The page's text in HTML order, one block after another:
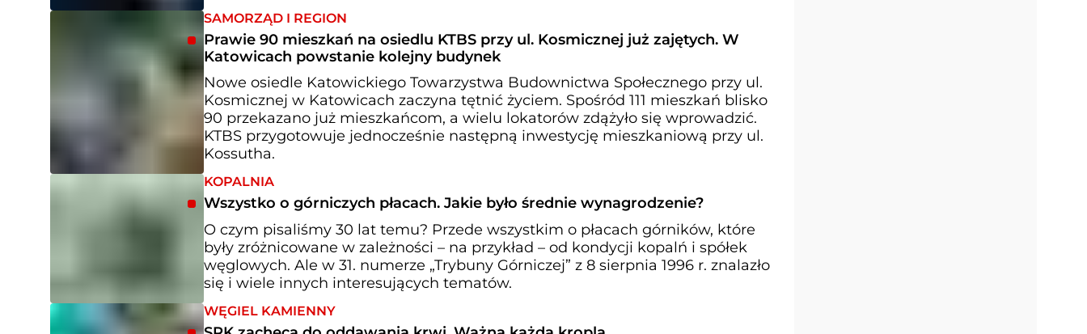
SAMORZĄD I REGION
Prawie 90 mieszkań na osiedlu KTBS przy ul. Kosmicznej już zajętych. W
Katowicach powstanie kolejny budynek
Nowe osiedle Katowickiego Towarzystwa Budownictwa Społecznego przy ul.
Kosmicznej w Katowicach zaczyna tętnić życiem. Spośród 111 mieszkań blisko
90 przekazano już mieszkańcom, a wielu lokatorów zdążyło się wprowadzić.
KTBS przygotowuje jednocześnie następną inwestycję mieszkaniową przy ul.
Kossutha.
KOPALNIA
Wszystko o górniczych płacach. Jakie było średnie wynagrodzenie?
O czym pisaliśmy 30 lat temu? Przede wszystkim o płacach górników, które
były zróżnicowane w zależności – na przykład – od kondycji kopalń i spółek
węglowych. Ale w 31. numerze „Trybuny Górniczej” z 8 sierpnia 1996 r. znalazło
się i wiele innych interesujących tematów.
WĘGIEL KAMIENNY